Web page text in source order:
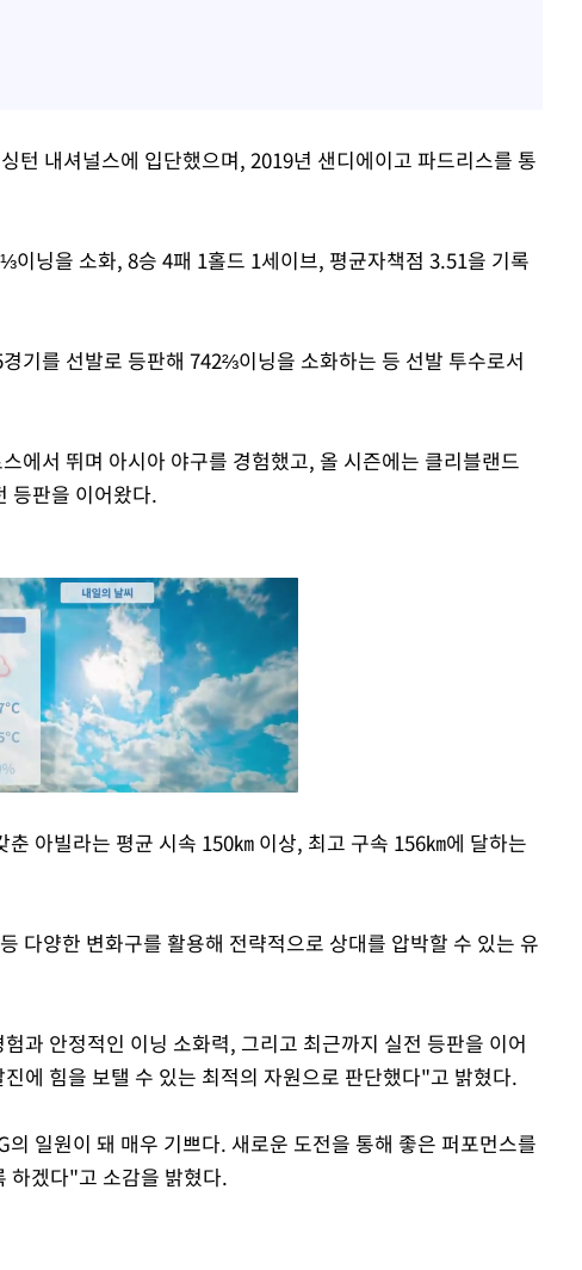
턴 내셔널스에 입단했으며, 2019년 샌디에이고 파드리스를 통
닝을 소화, 8승 4패 1홀드 1세이브, 평균자책점 3.51을 기록
기를 선발로 등판해 742⅔이닝을 소화하는 등 선발 투수로서
에서 뛰며 아시아 야구를 경험했고, 올 시즌에는 클리블랜드
등판을 이어왔다.
아빌라는 평균 시속 150㎞ 이상, 최고 구속 156㎞에 달하는
다양한 변화구를 활용해 전략적으로 상대를 압박할 수 있는 유
과 안정적인 이닝 소화력, 그리고 최근까지 실전 등판을 이어
에 힘을 보탤 수 있는 최적의 자원으로 판단했다"고 밝혔다.
일원이 돼 매우 기쁘다. 새로운 도전을 통해 좋은 퍼포먼스를
하겠다"고 소감을 밝혔다.